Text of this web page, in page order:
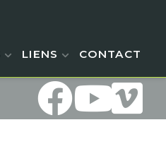
LIENS CONTACT